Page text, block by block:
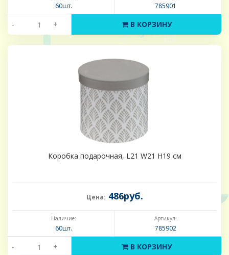
60шт. 785901
- + В КОРЗИНУ
Коробка подарочная, L21 W21 H19 см
Цена: 486руб.
Наличие:
60шт.
Артикул:
785902
- + В КОРЗИНУ